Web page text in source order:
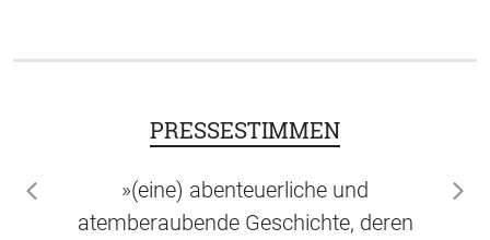
PRESSESTIMMEN
»(eine) abenteuerliche und
atemberaubende Geschichte, deren
zurück